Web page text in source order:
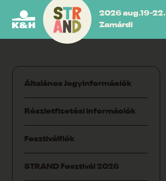
2026 aug.19-22.
Zamárdi
Általános Jegyinformációk
Részletfizetési információk
Fesztiválfiók
STRAND Fesztivál 2026